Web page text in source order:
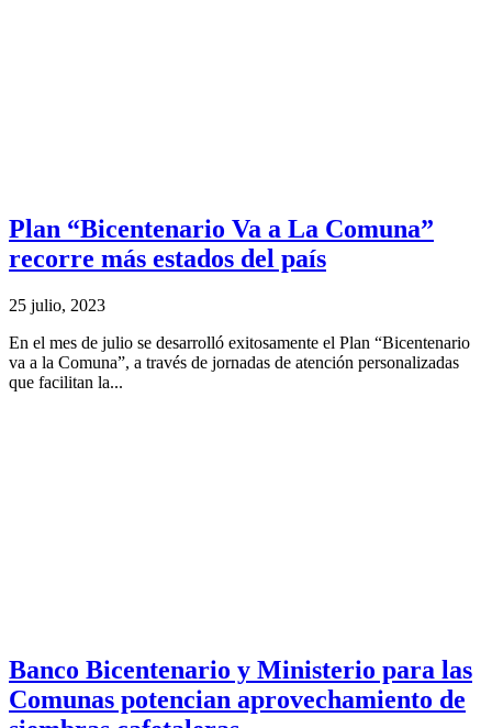
Plan “Bicentenario Va a La Comuna”
recorre más estados del país
25 julio, 2023
En el mes de julio se desarrolló exitosamente el Plan “Bicentenario
va a la Comuna”, a través de jornadas de atención personalizadas
que facilitan la...
Banco Bicentenario y Ministerio para las
Comunas potencian aprovechamiento de